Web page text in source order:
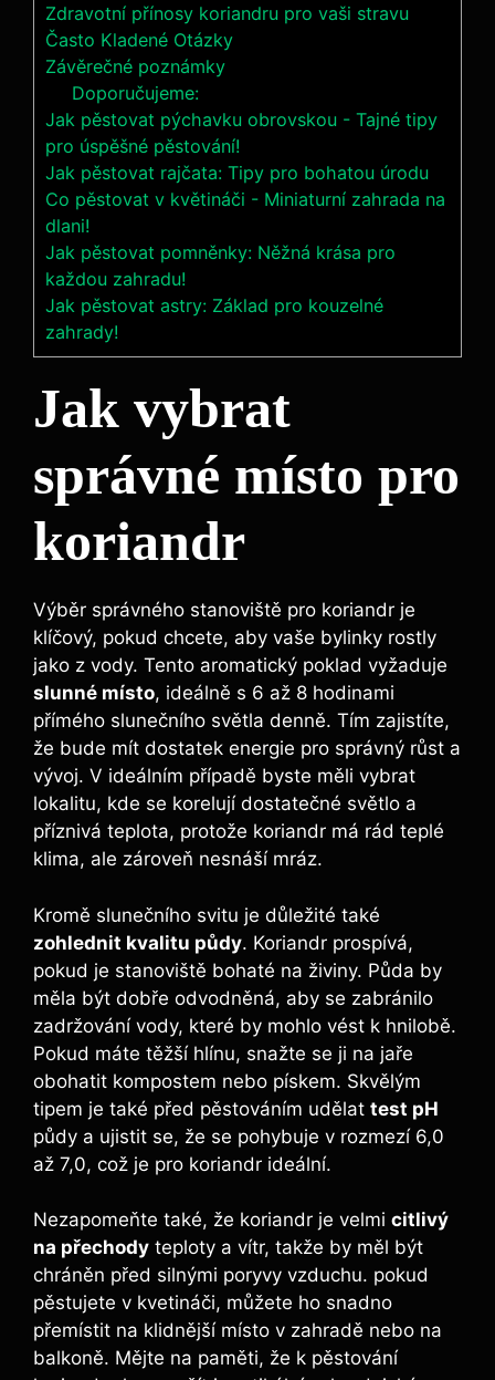
Zdravotní přínosy koriandru pro vaši stravu
Často Kladené Otázky
Závěrečné poznámky
Doporučujeme:
Jak pěstovat pýchavku obrovskou - Tajné tipy
pro úspěšné pěstování!
Jak pěstovat rajčata: Tipy pro bohatou úrodu
Co pěstovat v květináči - Miniaturní zahrada na
dlani!
Jak pěstovat pomněnky: Něžná krása pro
každou zahradu!
Jak pěstovat astry: Základ pro kouzelné
zahrady!
Jak vybrat
správné místo pro
koriandr
Výběr správného stanoviště pro koriandr je
klíčový, pokud chcete, aby vaše bylinky rostly
jako z vody. Tento aromatický poklad vyžaduje
slunné místo, ideálně s 6 až 8 hodinami
přímého slunečního světla denně. Tím zajistíte,
že bude mít dostatek energie pro správný růst a
vývoj. V ideálním případě byste měli vybrat
lokalitu, kde se korelují dostatečné světlo a
příznivá teplota, protože koriandr má rád teplé
klima, ale zároveň nesnáší mráz.
Kromě slunečního svitu je důležité také
zohlednit kvalitu půdy. Koriandr prospívá,
pokud je stanoviště bohaté na živiny. Půda by
měla být dobře odvodněná, aby se zabránilo
zadržování vody, které by mohlo vést k hnilobě.
Pokud máte těžší hlínu, snažte se ji na jaře
obohatit kompostem nebo pískem. Skvělým
tipem je také před pěstováním udělat test pH
půdy a ujistit se, že se pohybuje v rozmezí 6,0
až 7,0, což je pro koriandr ideální.
Nezapomeňte také, že koriandr je velmi citlivý
na přechody teploty a vítr, takže by měl být
chráněn před silnými poryvy vzduchu. pokud
pěstujete v kvetináči, můžete ho snadno
přemístit na klidnější místo v zahradě nebo na
balkoně. Mějte na paměti, že k pěstování